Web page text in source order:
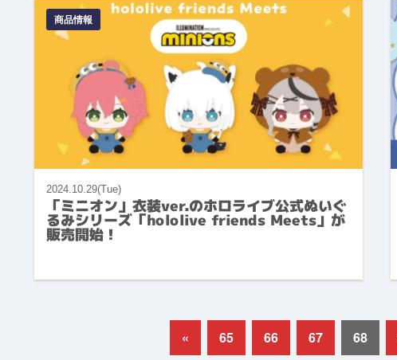
商品情報
2024.10.29(Tue)
「ミニオン」衣装ver.のホロライブ公式ぬいぐ
るみシリーズ「hololive friends Meets」が
販売開始！
« 65 66 67 68